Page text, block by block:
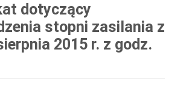
dotyczący
stopni zasilania z
2015 r. z godz.